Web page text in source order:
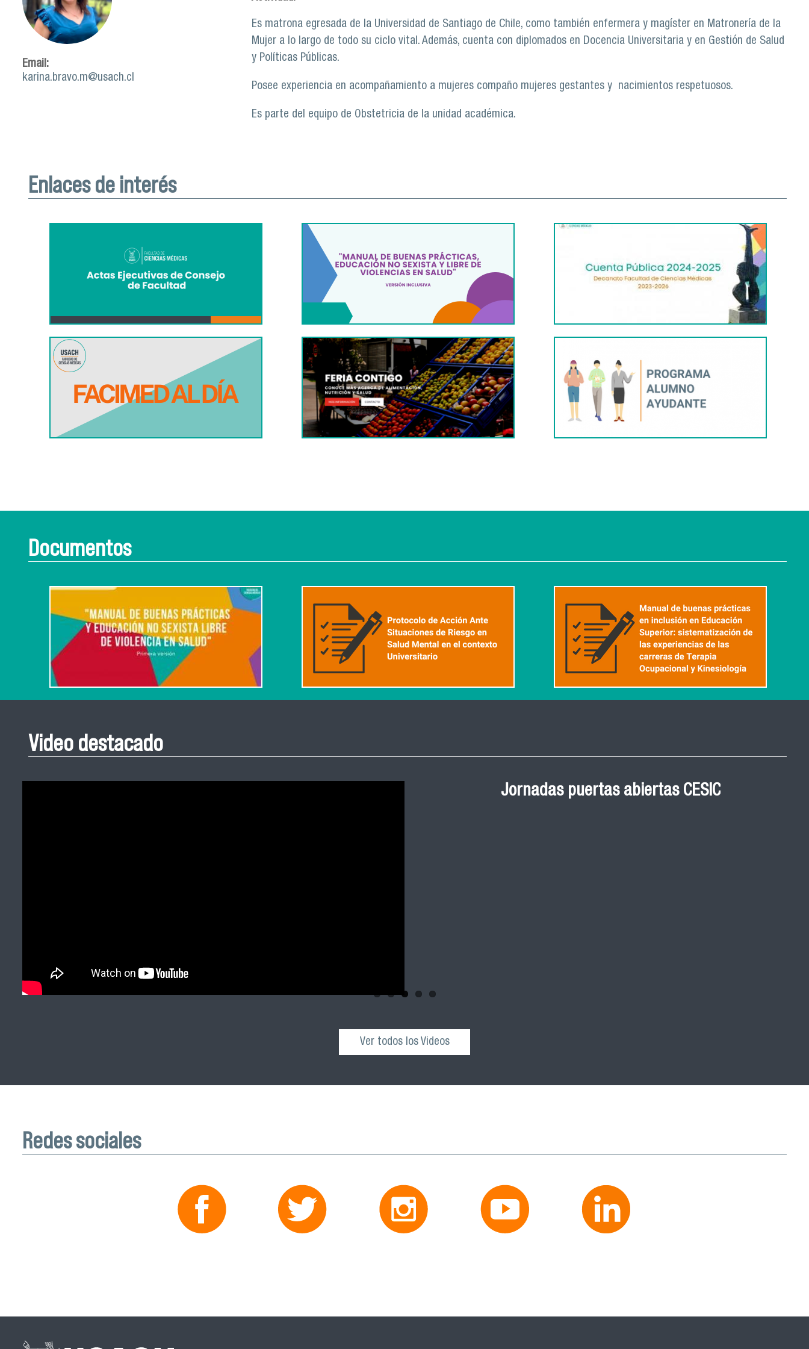
Email:
karina.bravo.m@usach.cl
Es matrona egresada de la Universidad de Santiago de Chile, como también enfermera y magíster en Matronería de la
Mujer a lo largo de todo su ciclo vital. Además, cuenta con diplomados en Docencia Universitaria y en Gestión de Salud
y Políticas Públicas.
Posee experiencia en acompañamiento a mujeres compaño mujeres gestantes y nacimientos respetuosos.
Es parte del equipo de Obstetricia de la unidad académica.
Enlaces de interés
Documentos
Video destacado
Jornadas puertas abiertas CESIC
Ver todos los Videos
Redes sociales